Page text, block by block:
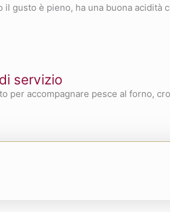
gusto è pieno, ha una buona
servizio
per accompagnare pesce al forno,